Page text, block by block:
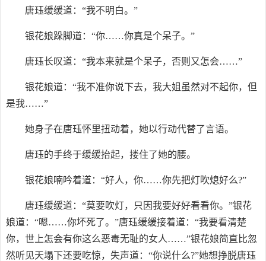
唐珏缓缓道：“我不明白。”
银花娘跺脚道：“你……你真是个呆子。”
唐珏长叹道：“我本来就是个呆子，否则又怎会……”
银花娘道：“我不准你说下去，我大姐虽然对不起你，但
是我……”
她身子在唐珏怀里扭动着，她以行动代替了言语。
唐珏的手终于缓缓抬起，搂住了她的腰。
银花娘喃吟着道：“好人，你……你先把灯吹熄好么?”
唐珏缓缓道：“莫要吹灯，只因我要好好看看你。”银花
娘道：“嗯……你坏死了。”唐珏缓缓接着道：“我要看清楚
你，世上怎会有你这么恶毒无耻的女人……”银花娘简直比忽
然听见天塌下还要吃惊，失声道：“你说什么?”她想挣脱唐珏